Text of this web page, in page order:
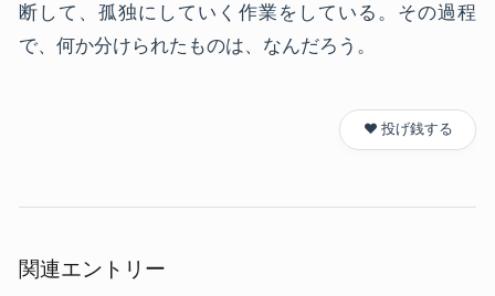
断して、孤独にしていく作業をしている。その過程
で、何か分けられたものは、なんだろう。
❤️ 投げ銭する
関連エントリー